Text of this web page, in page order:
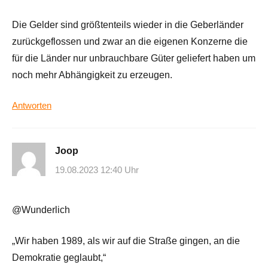
Die Gelder sind größtenteils wieder in die Geberländer
zurückgeflossen und zwar an die eigenen Konzerne die
für die Länder nur unbrauchbare Güter geliefert haben um
noch mehr Abhängigkeit zu erzeugen.
Antworten
Joop
19.08.2023 12:40 Uhr
@Wunderlich
„Wir haben 1989, als wir auf die Straße gingen, an die
Demokratie geglaubt,“